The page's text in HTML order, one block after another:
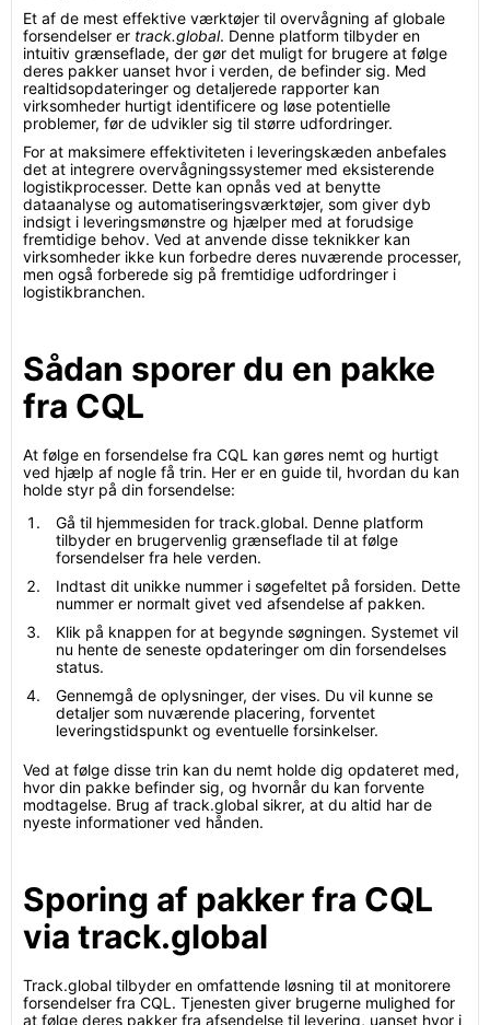
Et af de mest effektive værktøjer til overvågning af globale
forsendelser er track.global. Denne platform tilbyder en
intuitiv grænseflade, der gør det muligt for brugere at følge
deres pakker uanset hvor i verden, de befinder sig. Med
realtidsopdateringer og detaljerede rapporter kan
virksomheder hurtigt identificere og løse potentielle
problemer, før de udvikler sig til større udfordringer.
For at maksimere effektiviteten i leveringskæden anbefales
det at integrere overvågningssystemer med eksisterende
logistikprocesser. Dette kan opnås ved at benytte
dataanalyse og automatiseringsværktøjer, som giver dyb
indsigt i leveringsmønstre og hjælper med at forudsige
fremtidige behov. Ved at anvende disse teknikker kan
virksomheder ikke kun forbedre deres nuværende processer,
men også forberede sig på fremtidige udfordringer i
logistikbranchen.
Sådan sporer du en pakke
fra CQL
At følge en forsendelse fra CQL kan gøres nemt og hurtigt
ved hjælp af nogle få trin. Her er en guide til, hvordan du kan
holde styr på din forsendelse:
Gå til hjemmesiden for track.global. Denne platform
tilbyder en brugervenlig grænseflade til at følge
forsendelser fra hele verden.
Indtast dit unikke nummer i søgefeltet på forsiden. Dette
nummer er normalt givet ved afsendelse af pakken.
Klik på knappen for at begynde søgningen. Systemet vil
nu hente de seneste opdateringer om din forsendelses
status.
Gennemgå de oplysninger, der vises. Du vil kunne se
detaljer som nuværende placering, forventet
leveringstidspunkt og eventuelle forsinkelser.
Ved at følge disse trin kan du nemt holde dig opdateret med,
hvor din pakke befinder sig, og hvornår du kan forvente
modtagelse. Brug af track.global sikrer, at du altid har de
nyeste informationer ved hånden.
Sporing af pakker fra CQL
via track.global
Track.global tilbyder en omfattende løsning til at monitorere
forsendelser fra CQL. Tjenesten giver brugerne mulighed for
at følge deres pakker fra afsendelse til levering, uanset hvor i